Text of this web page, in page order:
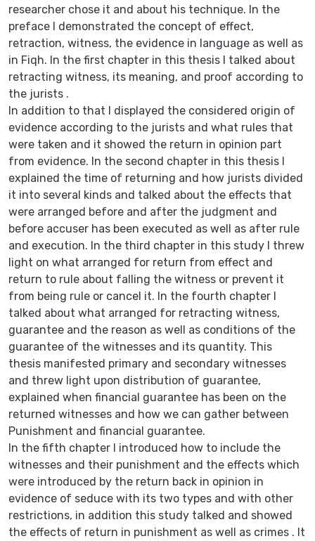
researcher chose it and about his technique. In the
preface I demonstrated the concept of effect,
retraction, witness, the evidence in language as well as
in Fiqh. In the first chapter in this thesis I talked about
retracting witness, its meaning, and proof according to
the jurists .
In addition to that I displayed the considered origin of
evidence according to the jurists and what rules that
were taken and it showed the return in opinion part
from evidence. In the second chapter in this thesis I
explained the time of returning and how jurists divided
it into several kinds and talked about the effects that
were arranged before and after the judgment and
before accuser has been executed as well as after rule
and execution. In the third chapter in this study I threw
light on what arranged for return from effect and
return to rule about falling the witness or prevent it
from being rule or cancel it. In the fourth chapter I
talked about what arranged for retracting witness,
guarantee and the reason as well as conditions of the
guarantee of the witnesses and its quantity. This
thesis manifested primary and secondary witnesses
and threw light upon distribution of guarantee,
explained when financial guarantee has been on the
returned witnesses and how we can gather between
Punishment and financial guarantee.
In the fifth chapter I introduced how to include the
witnesses and their punishment and the effects which
were introduced by the return back in opinion in
evidence of seduce with its two types and with other
restrictions, in addition this study talked and showed
the effects of return in punishment as well as crimes . It